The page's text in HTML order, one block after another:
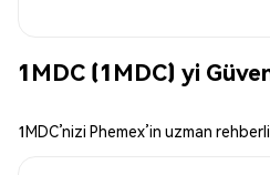
1MDC (1MDC) yi
1MDC’nizi Phemex’in uzman